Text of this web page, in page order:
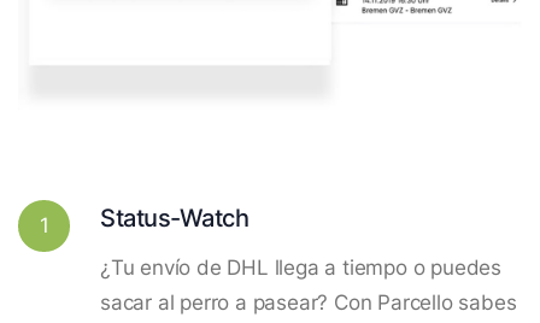
1 Status-Watch
¿Tu envío de DHL llega a tiempo o puedes
sacar al perro a pasear? Con Parcello sabes